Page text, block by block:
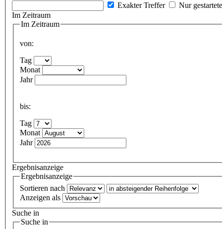
Exakter Treffer
Nur
Im Zeitraum
Im Zeitraum
von:
Tag
Monat
Jahr
bis:
Tag
Monat
Jahr
Ergebnisanzeige
Ergebnisanzeige
Sortieren nach
Anzeigen als
Suche in
Suche in